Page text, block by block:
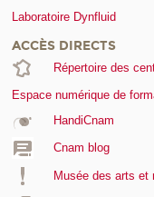
Laboratoire Dynfluid
ACCÈS DIRECTS
Répertoire des
Espace numérique de
HandiCnam
Cnam blog
Musée des arts et